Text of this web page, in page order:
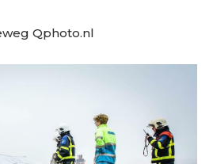
Qphoto.nl